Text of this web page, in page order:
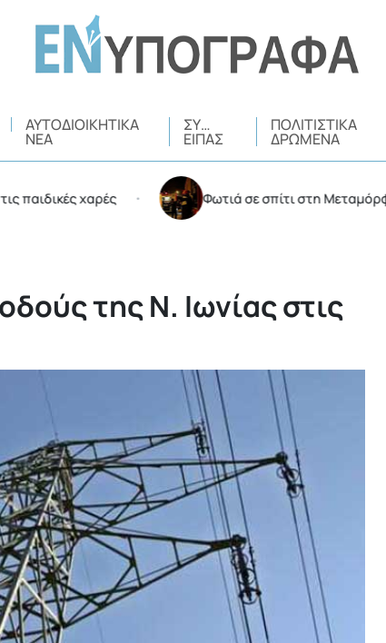
ΑΥΤΟΔΙΟΙΚΗΤΙΚΆ
ΝΈΑ
ΣΥ…
ΕΊΠΑΣ
ΠΟΛΙΤΙΣΤΙΚΆ
ΔΡΏΜΕΝΑ
χαρές • Φωτιά σε σπίτι στη Μεταμόρφωση
της Ν. Ιωνίας στις